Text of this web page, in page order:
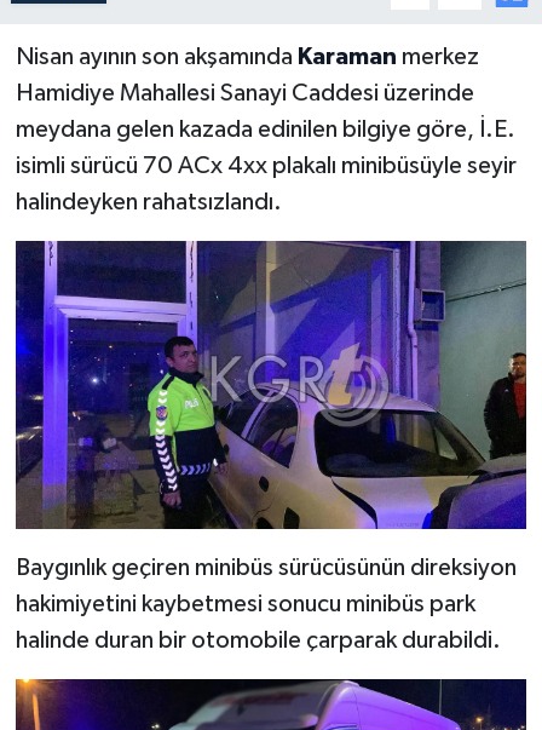
Nisan ayının son akşamında Karaman merkez
Hamidiye Mahallesi Sanayi Caddesi üzerinde
meydana gelen kazada edinilen bilgiye göre, İ.E.
isimli sürücü 70 ACx 4xx plakalı minibüsüyle seyir
halindeyken rahatsızlandı.
Baygınlık geçiren minibüs sürücüsünün direksiyon
hakimiyetini kaybetmesi sonucu minibüs park
halinde duran bir otomobile çarparak durabildi.